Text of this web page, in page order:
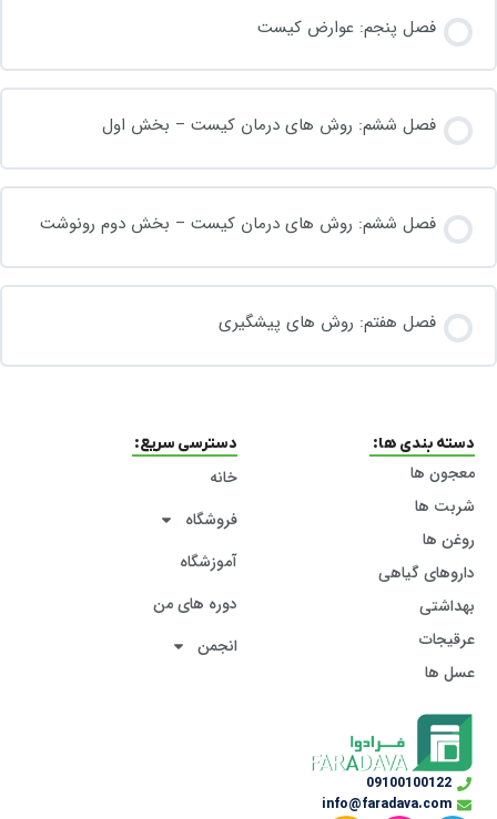
فصل پنجم: عوارض کیست
فصل ششم: روش های درمان کیست – بخش اول
فصل ششم: روش های درمان کیست – بخش دوم رونوشت
فصل هفتم: روش های پیشگیری
09100100122
info@faradava.com
دسته بندی ها:
معجون ها
شربت ها
روغن ها
داروهای گیاهی
بهداشتی
عرقیجات
عسل ها
دسترسی سریع:
خانه
فروشگاه
آموزشگاه
دوره های من
انجمن